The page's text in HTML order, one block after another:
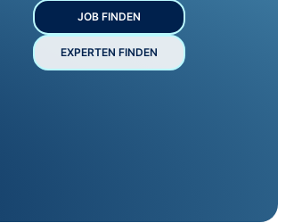
JOB FINDEN
EXPERTEN FINDEN